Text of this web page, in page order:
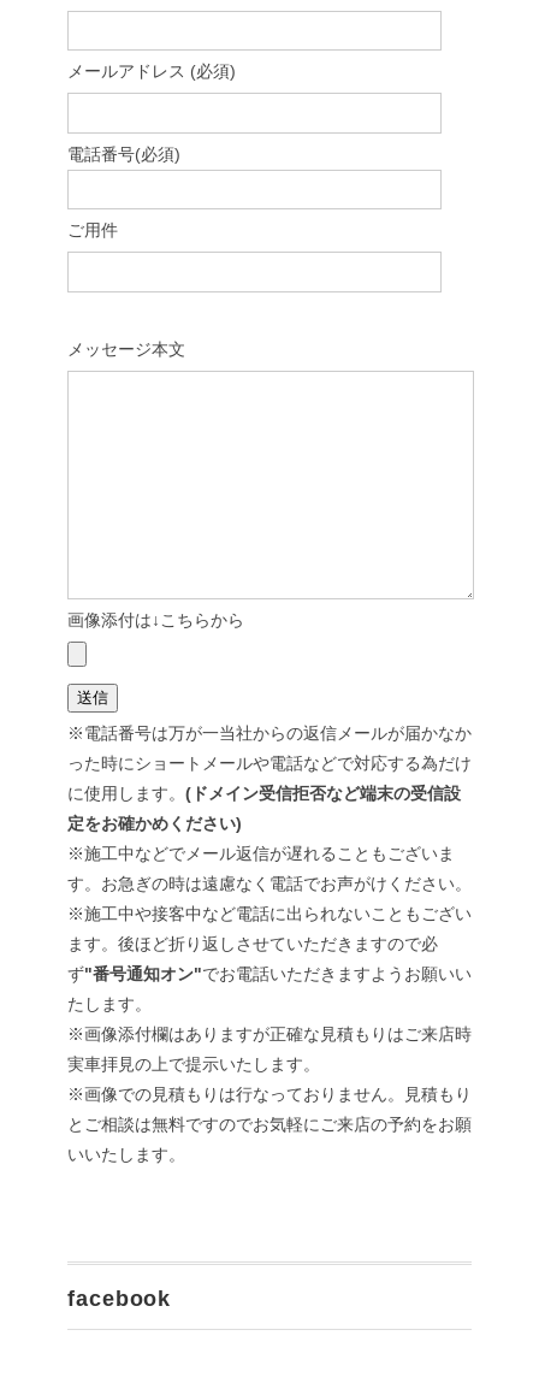
メールアドレス (必須)
電話番号(必須)
ご用件
メッセージ本文
画像添付は↓こちらから
※電話番号は万が一当社からの返信メールが届かなか
った時にショートメールや電話などで対応する為だけ
に使用します。 (ドメイン受信拒否など端末の受信設
定をお確かめください)
※施工中などでメール返信が遅れることもございま
す。お急ぎの時は遠慮なく電話でお声がけください。
※施工中や接客中など電話に出られないこともござい
ます。後ほど折り返しさせていただきますので必
ず"番号通知オン"でお電話いただきますようお願いい
たします。
※画像添付欄はありますが正確な見積もりはご来店時
実車拝見の上で提示いたします。
※画像での見積もりは行なっておりません。見積もり
とご相談は無料ですのでお気軽にご来店の予約をお願
いいたします。
facebook